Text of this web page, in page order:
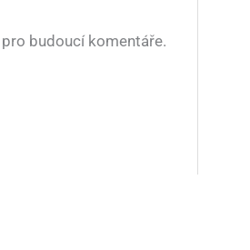
budoucí komentáře.